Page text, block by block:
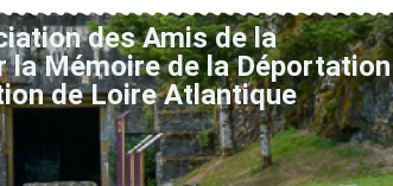
des Amis de la
la Mémoire de la Déportation
de Loire Atlantique